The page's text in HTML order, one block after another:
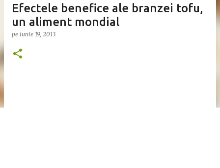
Efectele benefice ale branzei tofu,
un aliment mondial
pe iunie 19, 2013